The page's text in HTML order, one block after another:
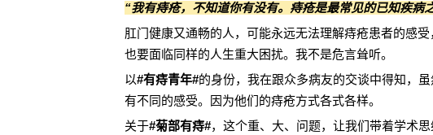
“我有痔疮，不知道你有没有。痔疮是最常见的已知疾病
肛门健康又通畅的人，可能永远无法理解痔疮患者的感
也要面临同样的人生重大困扰。我不是危言耸听。
以#有痔青年#的身份，我在跟众多病友的交谈中得知，
有不同的感受。因为他们的痔疮方式各式各样。
关于#菊部有痔#，这个重、大、问题，让我们带着学术